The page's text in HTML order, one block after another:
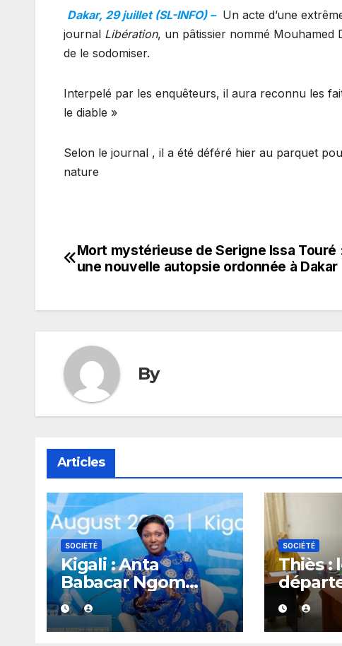
Dakar, 29 juillet (SL-INFO) – Un acte d’une
journal Libération, un pâtissier nommé Mouhamed
de le sodomiser.
Interpelé par les enquêteurs, il aura reconnu les
le diable »
Selon le journal , il a été déféré hier au parquet
nature
Navigation
l’article
Mort mystérieuse de Serigne Issa Touré
une nouvelle autopsie ordonnée à Dakar
By
Articles
SOCIÉTÉ
Kigali : Anta
Babacar Ngom
salue une académie
dédiée au
leadership politique
SOCIÉTÉ
Thiès :
réagit
rappel